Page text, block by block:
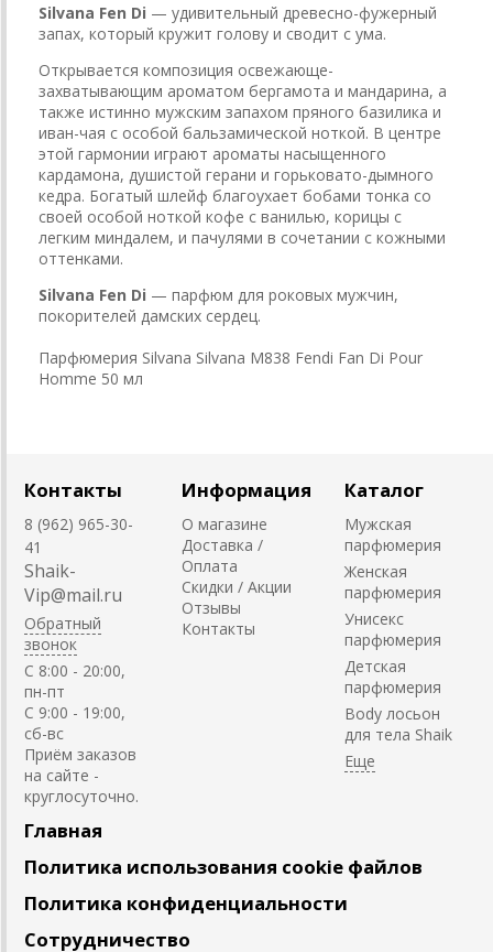
Silvana Fen Di — удивительный древесно-фужерный
запах, который кружит голову и сводит с ума.
Открывается композиция освежающе-
захватывающим ароматом бергамота и мандарина, а
также истинно мужским запахом пряного базилика и
иван-чая с особой бальзамической ноткой. В центре
этой гармонии играют ароматы насыщенного
кардамона, душистой герани и горьковато-дымного
кедра. Богатый шлейф благоухает бобами тонка со
своей особой ноткой кофе с ванилью, корицы с
легким миндалем, и пачулями в сочетании с кожными
оттенками.
Silvana Fen Di — парфюм для роковых мужчин,
покорителей дамских сердец.
Парфюмерия Silvana Silvana M838 Fendi Fan Di Pour
Homme 50 мл
Контакты
8 (962) 965-30-
41
Shaik-
Vip@mail.ru
Обратный
звонок
C 8:00 - 20:00,
пн-пт
С 9:00 - 19:00,
сб-вс
Приём заказов
на сайте -
круглосуточно.
Информация
О магазине
Доставка /
Оплата
Скидки / Акции
Отзывы
Контакты
Каталог
Мужская
парфюмерия
Женская
парфюмерия
Унисекс
парфюмерия
Детская
парфюмерия
Body лосьон
для тела Shaik
Главная
Политика использования cookie файлов
Политика конфиденциальности
Сотрудничество